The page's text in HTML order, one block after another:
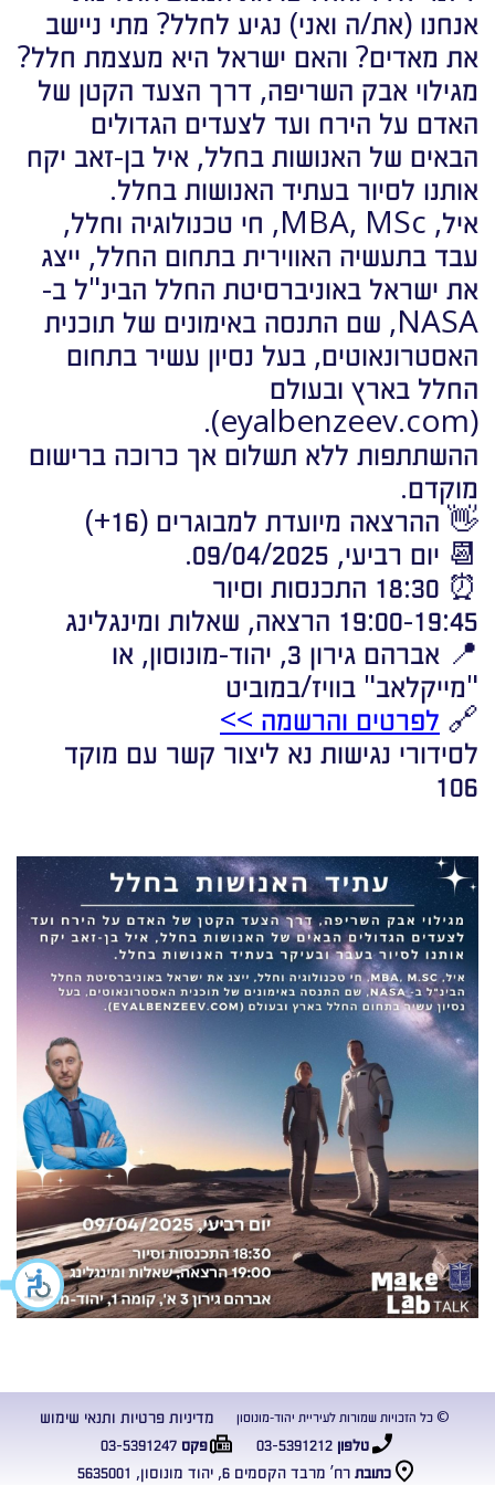
אנחנו (את/ה ואני) נגיע לחלל? מתי ניישב
את מאדים? והאם ישראל היא מעצמת חלל?
מגילוי אבק השריפה, דרך הצעד הקטן של
האדם על הירח ועד לצעדים הגדולים
הבאים של האנושות בחלל, איל בן-זאב יקח
אותנו לסיור בעתיד האנושות בחלל.
איל, MBA, MSc, חי טכנולוגיה וחלל,
עבד בתעשיה האווירית בתחום החלל, ייצג
את ישראל באוניברסיטת החלל הבינ"ל ב-
NASA, שם התנסה באימונים של תוכנית
האסטרונאוטים, בעל נסיון עשיר בתחום
החלל בארץ ובעולם
(eyalbenzeev.com).
ההשתתפות ללא תשלום אך כרוכה ברישום
מוקדם.
👋 ההרצאה מיועדת למבוגרים (16+)
📆 יום רביעי, 09/04/2025.
⏰ 18:30 התכנסות וסיור
19:00-19:45 הרצאה, שאלות ומינגלינג
📍 אברהם גירון 3, יהוד-מונוסון, או
"מייקלאב" בוויז/במוביט
🔗 לפרטים והרשמה >>
לסידורי נגישות נא ליצור קשר עם מוקד
106
כתובת רח’ מרבד הקסמים 6, יהוד מונוסון, 5635001
טלפון03-5391212 פקס03-5391247
© כל הזכויות שמורות לעיריית יהוד-מונוסון מדיניות פרטיות ותנאי שימוש